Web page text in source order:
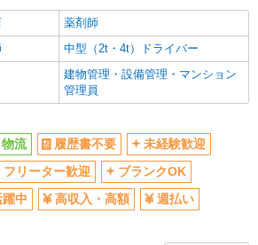
薬剤師
中型（2t・4t）ドライバー
建物管理・設備管理・マンション
管理員
流 履歴書不要
未経験歓迎
フリーター歓迎
ブランクOK
中
高収入・高額
週払い